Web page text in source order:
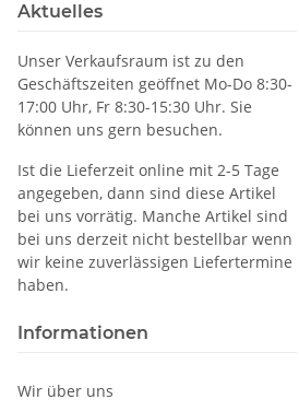
Aktuelles
Unser Verkaufsraum ist zu den
Geschäftszeiten geöffnet Mo-Do 8:30-
17:00 Uhr, Fr 8:30-15:30 Uhr. Sie
können uns gern besuchen.
Ist die Lieferzeit online mit 2-5 Tage
angegeben, dann sind diese Artikel
bei uns vorrätig. Manche Artikel sind
bei uns derzeit nicht bestellbar wenn
wir keine zuverlässigen Liefertermine
haben.
Informationen
Wir über uns